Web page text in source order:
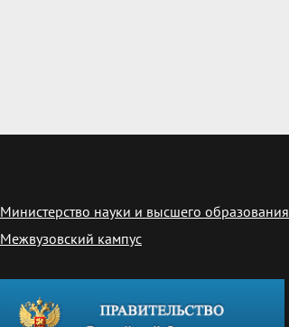
Министерство науки и высшего образования
Межвузовский кампус